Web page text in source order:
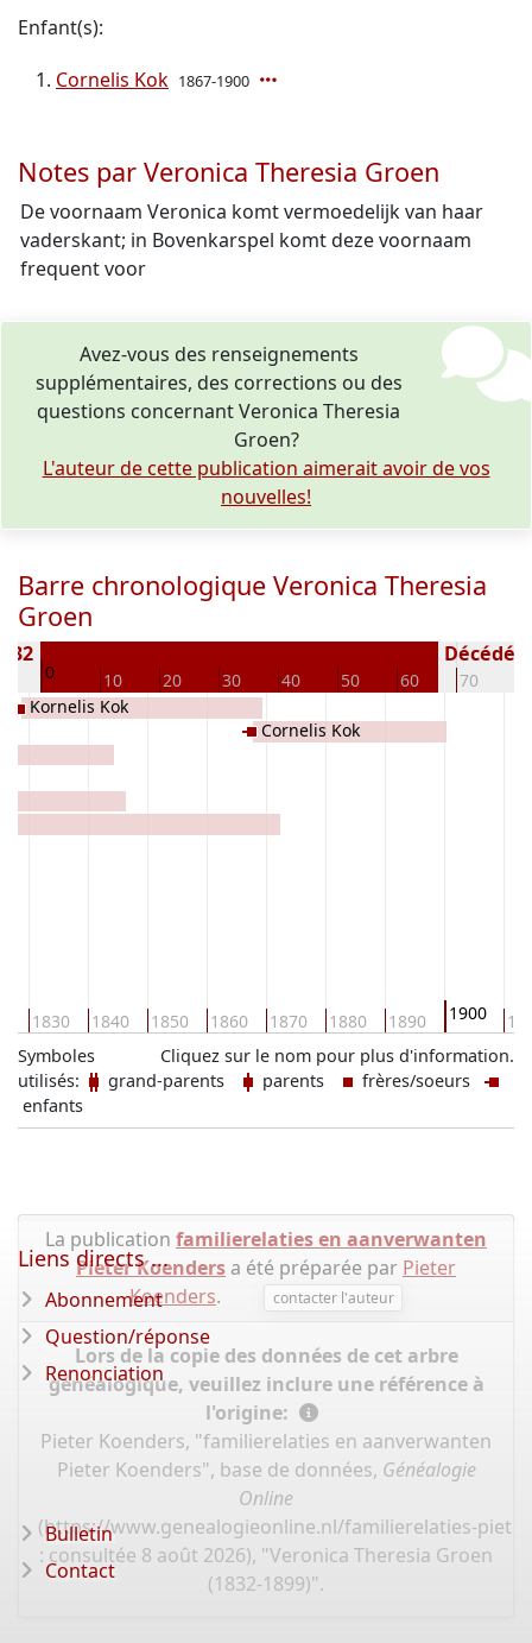
Enfant(s):
Cornelis Kok 1867-1900
Notes par Veronica Theresia Groen
De voornaam Veronica komt vermoedelijk van haar
vaderskant; in Bovenkarspel komt deze voornaam
frequent voor
Avez-vous des renseignements
supplémentaires, des corrections ou des
questions concernant Veronica Theresia
Groen?
L'auteur de cette publication aimerait avoir de vos
nouvelles!
Barre chronologique Veronica Theresia
Groen
0 10 20 30 40 50 60 70
1830 1840 1850 1860 1870 1880 1890 1900
Kornelis Kok
Cornelis Kok
Cliquez sur le nom pour plus d'information.
Symboles
utilisés:
grand-parents parents
frères/soeurs
enfants
La publication familierelaties en aanverwanten
Pieter Koenders a été préparée par Pieter
Koenders. contacter l'auteur
Lors de la copie des données de cet arbre
généalogique, veuillez inclure une référence à
l'origine:
Pieter Koenders, "familierelaties en aanverwanten
Pieter Koenders", base de données, Généalogie
Online
(https://www.genealogieonline.nl/familierelaties-
: consultée 8 août 2026), "Veronica Theresia Groen
(1832-1899)".
Liens directs ...
Abonnement
Question/réponse
Renonciation
Bulletin
Contact